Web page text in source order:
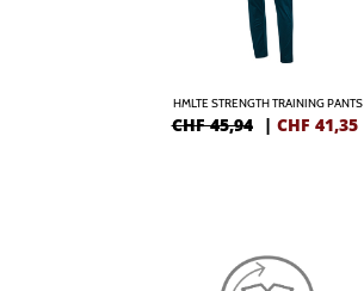
HMLTE STRENGTH TRAINING PANTS
CHF 45,94 | CHF 41,35